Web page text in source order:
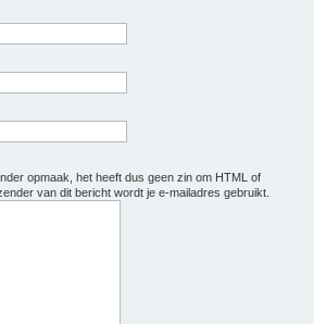
opmaak, het heeft dus geen zin om HTML of
van dit bericht wordt je e-mailadres gebruikt.